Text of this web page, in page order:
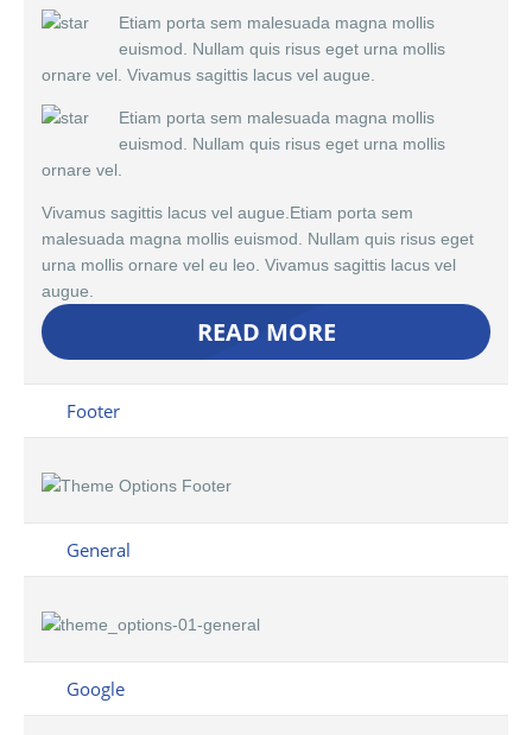
Etiam porta sem malesuada magna mollis
euismod. Nullam quis risus eget urna mollis
ornare vel. Vivamus sagittis lacus vel augue.
Etiam porta sem malesuada magna mollis
euismod. Nullam quis risus eget urna mollis
ornare vel.
Vivamus sagittis lacus vel augue.Etiam porta sem
malesuada magna mollis euismod. Nullam quis risus eget
urna mollis ornare vel eu leo. Vivamus sagittis lacus vel
augue.
READ MORE
Footer
General
Google